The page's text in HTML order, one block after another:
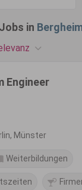
Jobs in
Engineer
Münster
Weiterbildungen